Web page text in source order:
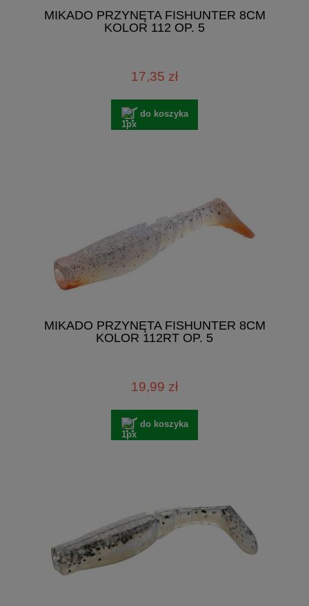
MIKADO PRZYNĘTA FISHUNTER 8CM
KOLOR 112 OP. 5
17,35 zł
do koszyka
MIKADO PRZYNĘTA FISHUNTER 8CM
KOLOR 112RT OP. 5
19,99 zł
do koszyka